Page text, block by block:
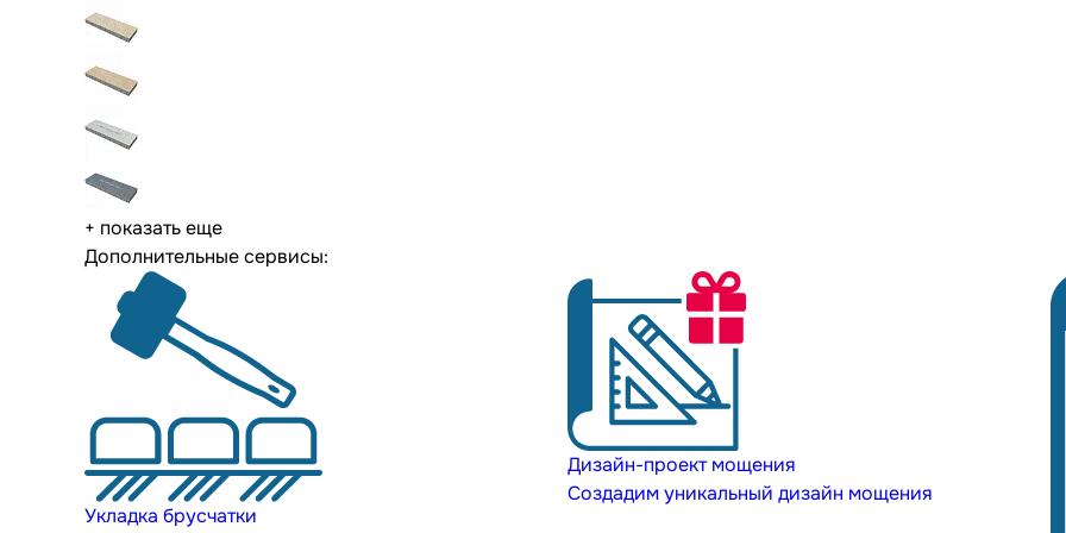
+ показать еще
Дополнительные сервисы:
Укладка брусчатки
Дизайн-проект мощения
Создадим уникальный дизайн мощения